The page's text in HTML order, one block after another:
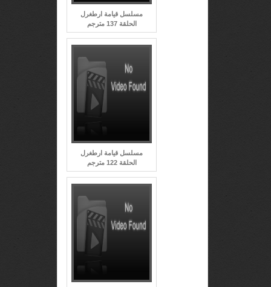
مسلسل قيامة ارطغرل
الحلقة 137 مترجم
مسلسل قيامة ارطغرل
الحلقة 122 مترجم